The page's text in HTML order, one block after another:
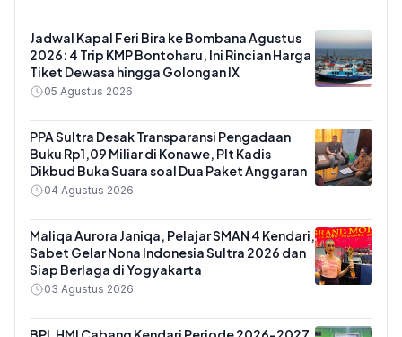
Jadwal Kapal Feri Bira ke Bombana Agustus
2026: 4 Trip KMP Bontoharu, Ini Rincian Harga
Tiket Dewasa hingga Golongan IX
05 Agustus 2026
PPA Sultra Desak Transparansi Pengadaan
Buku Rp1,09 Miliar di Konawe, Plt Kadis
Dikbud Buka Suara soal Dua Paket Anggaran
04 Agustus 2026
Maliqa Aurora Janiqa, Pelajar SMAN 4 Kendari,
Sabet Gelar Nona Indonesia Sultra 2026 dan
Siap Berlaga di Yogyakarta
03 Agustus 2026